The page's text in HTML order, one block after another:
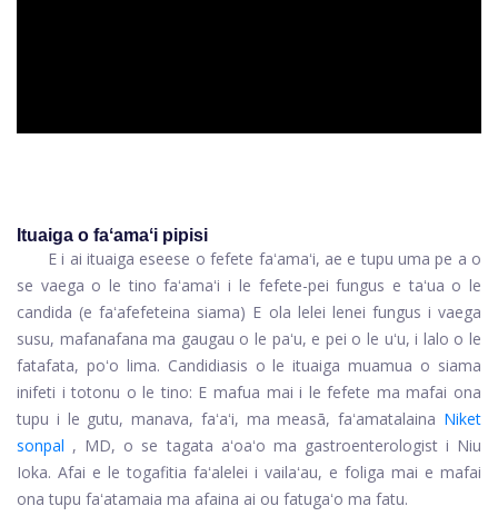
Ituaiga o faʻamaʻi pipisi
E i ai ituaiga eseese o fefete faʻamaʻi, ae e tupu uma pe a o
se vaega o le tino faʻamaʻi i le fefete-pei fungus e taʻua o le
candida (e faʻafefeteina siama) E ola lelei lenei fungus i vaega
susu, mafanafana ma gaugau o le paʻu, e pei o le uʻu, i lalo o le
fatafata, poʻo lima. Candidiasis o le ituaiga muamua o siama
inifeti i totonu o le tino: E mafua mai i le fefete ma mafai ona
tupu i le gutu, manava, faʻaʻi, ma measā, faʻamatalaina Niket
sonpal , MD, o se tagata aʻoaʻo ma gastroenterologist i Niu
Ioka. Afai e le togafitia faʻalelei i vailaʻau, e foliga mai e mafai
ona tupu faʻatamaia ma afaina ai ou fatugaʻo ma fatu.